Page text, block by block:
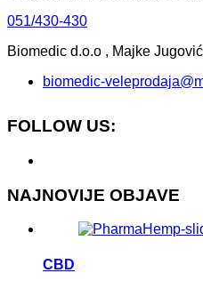
051/430-430
Biomedic d.o.o , Majke
biomedic-
FOLLOW US:
NAJNOVIJE OBJAVE
CBD